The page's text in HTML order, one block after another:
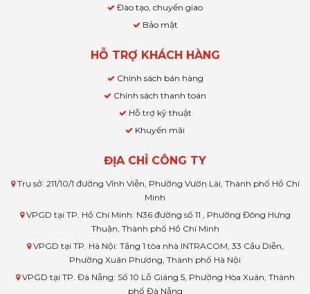
Đào tạo, chuyển giao
Bảo mật
HỖ TRỢ KHÁCH HÀNG
Chính sách bán hàng
Chính sách thanh toán
Hỗ trợ kỹ thuật
Khuyến mãi
ĐỊA CHỈ CÔNG TY
Trụ sở: 211/10/1 đường Vĩnh Viễn, Phường Vườn Lài, Thành phố Hồ Chí
Minh
VPGD tại TP. Hồ Chí Minh: N36 đường số 11 , Phường Đông Hưng
Thuận, Thành phố Hồ Chí Minh
VPGD tại TP. Hà Nội: Tầng 1 tòa nhà INTRACOM, 33 Cầu Diễn,
Phường Xuân Phương, Thành phố Hà Nội
VPGD tại TP. Đà Nẵng: Số 10 Lỗ Giáng 5, Phường Hòa Xuân, Thành
phố Đà Nẵng